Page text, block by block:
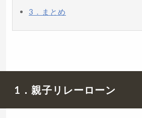
3．まとめ
1．親子リレーローン